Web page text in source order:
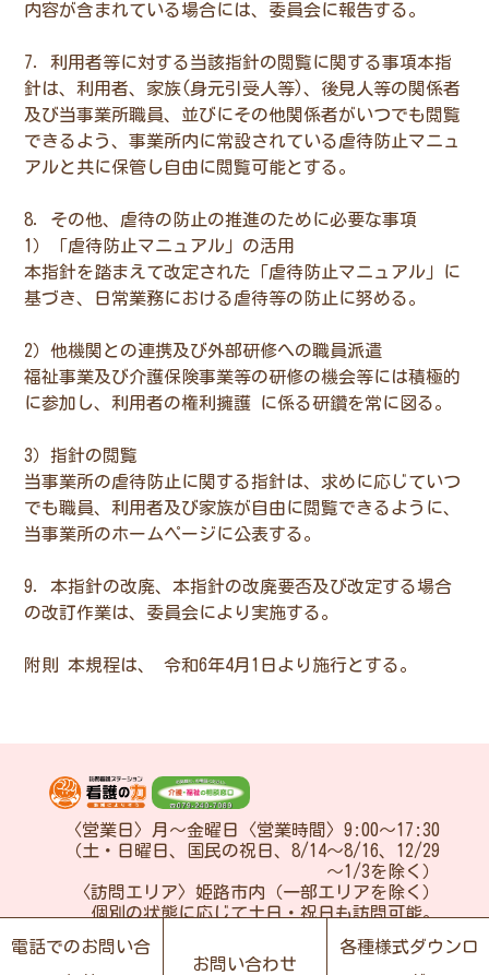
内容が含まれている場合には、委員会に報告する。
7．利用者等に対する当該指針の閲覧に関する事項本指
針は、利用者、家族(身元引受人等)、後見人等の関係者
及び当事業所職員、並びにその他関係者がいつでも閲覧
できるよう、事業所内に常設されている虐待防止マニュ
アルと共に保管し自由に閲覧可能とする。
8．その他、虐待の防止の推進のために必要な事項
1）「虐待防止マニュアル」の活用
本指針を踏まえて改定された「虐待防止マニュアル」に
基づき、日常業務における虐待等の防止に努める。
2）他機関との連携及び外部研修への職員派遣
福祉事業及び介護保険事業等の研修の機会等には積極的
に参加し、利用者の権利擁護 に係る研鑽を常に図る。
3）指針の閲覧
当事業所の虐待防止に関する指針は、求めに応じていつ
でも職員、利用者及び家族が自由に閲覧できるように、
当事業所のホームページに公表する。
9．本指針の改廃、本指針の改廃要否及び改定する場合
の改訂作業は、委員会により実施する。
附則 本規程は、 令和6年4月1日より施行とする。
〈営業日〉月～金曜日〈営業時間〉9:00～17:30
（土・日曜日、国民の祝日、8/14～8/16、12/29
～1/3を除く）
〈訪問エリア〉姫路市内（一部エリアを除く）
個別の状態に応じて土日・祝日も訪問可能。
電話でのお問い合
お問い合わせ
各種様式ダウンロ